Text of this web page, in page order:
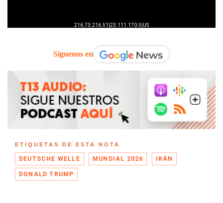
Síguenos en
ETIQUETAS DE ESTA NOTA
DEUTSCHE WELLE MUNDIAL 2026 IRÁN
DONALD TRUMP